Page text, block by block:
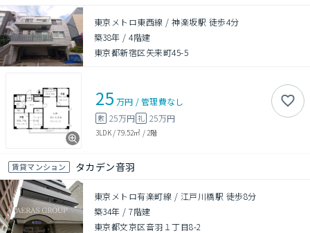
東京メトロ東西線 / 神楽坂駅 徒歩4分
築38年 /4階建
東京都新宿区矢来町45-5
25 万円 /管理費なし
敷 25万円 礼 25万円
3LDK/79.52㎡ / 2階
賃貸マンション タカデン音羽
東京メトロ有楽町線 / 江戸川橋駅 徒歩8分
築34年 /7階建
東京都文京区音羽１丁目8-2